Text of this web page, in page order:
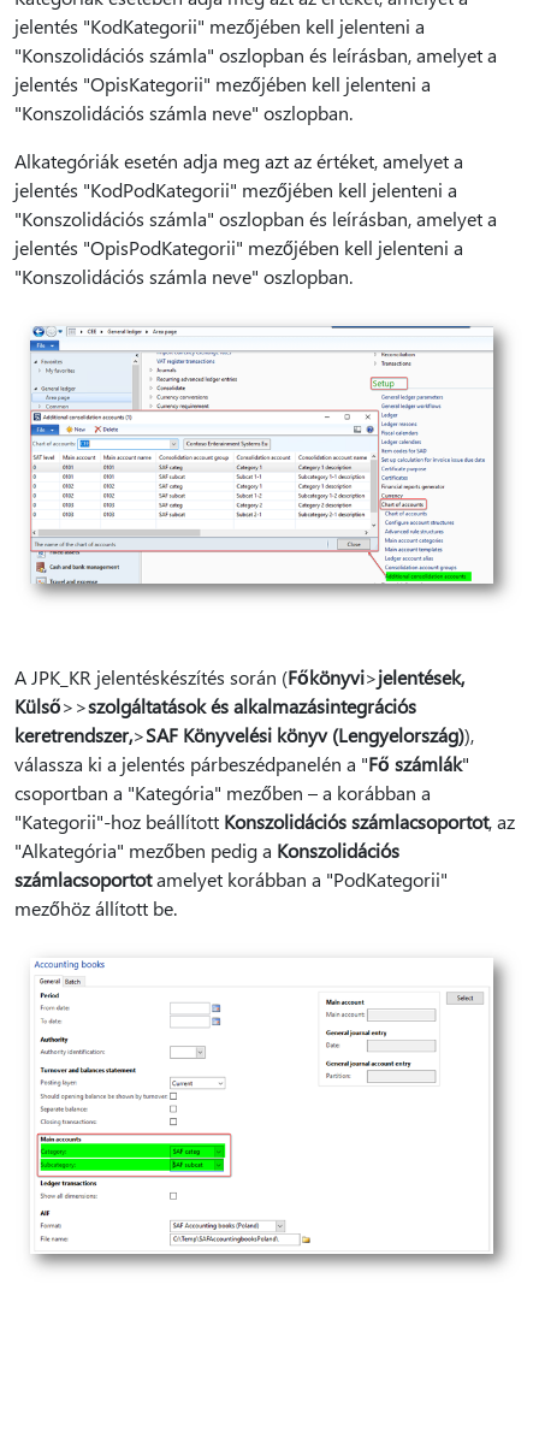
jelentés "KodKategorii" mezőjében kell jelenteni a
"Konszolidációs számla" oszlopban és leírásban, amelyet a
jelentés "OpisKategorii" mezőjében kell jelenteni a
"Konszolidációs számla neve" oszlopban.
Alkategóriák esetén adja meg azt az értéket, amelyet a
jelentés "KodPodKategorii" mezőjében kell jelenteni a
"Konszolidációs számla" oszlopban és leírásban, amelyet a
jelentés "OpisPodKategorii" mezőjében kell jelenteni a
"Konszolidációs számla neve" oszlopban.
A JPK_KR jelentéskészítés során (Főkönyvi>jelentések,
Külső>>szolgáltatások és alkalmazásintegrációs
keretrendszer,>SAF Könyvelési könyv (Lengyelország)),
válassza ki a jelentés párbeszédpanelén a "Fő számlák"
csoportban a "Kategória" mezőben – a korábban a
"Kategorii"-hoz beállított Konszolidációs számlacsoportot, az
"Alkategória" mezőben pedig a Konszolidációs
számlacsoportotamelyet korábban a "PodKategorii"
mezőhöz állított be.